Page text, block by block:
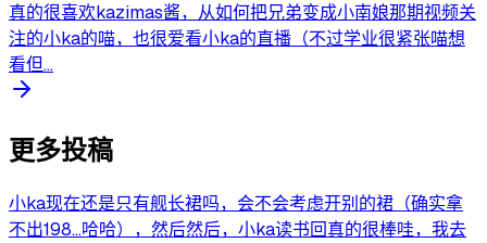
真的很喜欢kazimas酱，从如何把兄弟变成小南娘那期视频关
注的小ka的喵，也很爱看小ka的直播（不过学业很紧张喵想
看但...
更多投稿
小ka现在还是只有舰长裙吗，会不会考虑开别的裙（确实拿
不出198…哈哈），然后然后，小ka读书回真的很棒哇，我去